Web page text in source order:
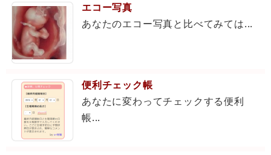
エコー写真
あなたのエコー写真と比べてみては...
便利チェック帳
あなたに変わってチェックする便利
帳...